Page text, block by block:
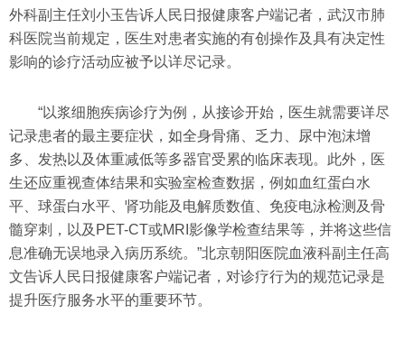
外科副主任刘小玉告诉人民日报健康客户端记者，武汉市肺
科医院当前规定，医生对患者实施的有创操作及具有决定性
影响的诊疗活动应被予以详尽记录。
“以浆细胞疾病诊疗为例，从接诊开始，医生就需要详尽
记录患者的最主要症状，如全身骨痛、乏力、尿中泡沫增
多、发热以及体重减低等多器官受累的临床表现。此外，医
生还应重视查体结果和实验室检查数据，例如血红蛋白水
平、球蛋白水平、肾功能及电解质数值、免疫电泳检测及骨
髓穿刺，以及PET-CT或MRI影像学检查结果等，并将这些信
息准确无误地录入病历系统。”北京朝阳医院血液科副主任高
文告诉人民日报健康客户端记者，对诊疗行为的规范记录是
提升医疗服务水平的重要环节。